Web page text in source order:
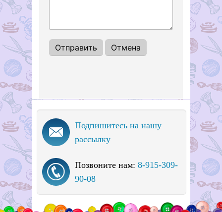
Подпишитесь на нашу
рассылку
Позвоните нам: 8-915-309-
90-08